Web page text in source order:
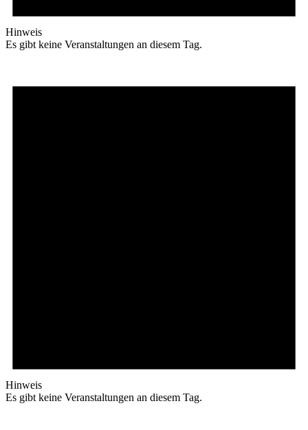
Hinweis
Es gibt keine Veranstaltungen an diesem Tag.
Hinweis
Es gibt keine Veranstaltungen an diesem Tag.